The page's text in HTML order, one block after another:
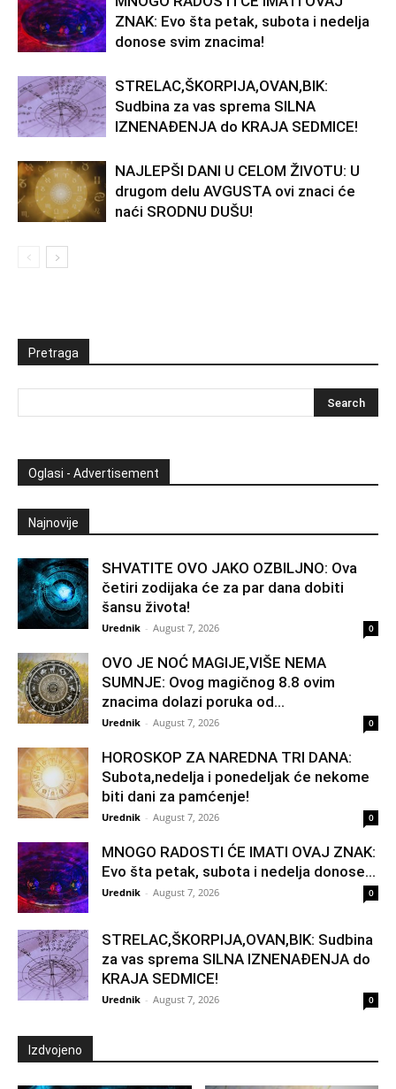
ZNAK: Evo šta petak, subota i nedelja
donose svim znacima!
STRELAC,ŠKORPIJA,OVAN,BIK:
Sudbina za vas sprema SILNA
IZNENAĐENJA do KRAJA SEDMICE!
NAJLEPŠI DANI U CELOM ŽIVOTU: U
drugom delu AVGUSTA ovi znaci će
naći SRODNU DUŠU!
Pretraga
Oglasi - Advertisement
Najnovije
SHVATITE OVO JAKO OZBILJNO: Ova
četiri zodijaka će za par dana dobiti
šansu života!
Urednik - August 7, 2026 0
OVO JE NOĆ MAGIJE,VIŠE NEMA
SUMNJE: Ovog magičnog 8.8 ovim
znacima dolazi poruka od...
Urednik - August 7, 2026 0
HOROSKOP ZA NAREDNA TRI DANA:
Subota,nedelja i ponedeljak će nekome
biti dani za pamćenje!
Urednik - August 7, 2026 0
MNOGO RADOSTI ĆE IMATI OVAJ ZNAK:
Evo šta petak, subota i nedelja donose...
Urednik - August 7, 2026 0
STRELAC,ŠKORPIJA,OVAN,BIK: Sudbina
za vas sprema SILNA IZNENAĐENJA do
KRAJA SEDMICE!
Urednik - August 7, 2026 0
Izdvojeno